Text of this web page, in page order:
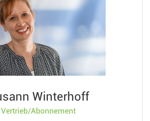
Winterhoff
Vertrieb/Abonnement